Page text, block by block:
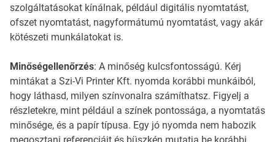
szolgáltatásokat kínálnak, például digitális nyomtatást,
ofszet nyomtatást, nagyformátumú nyomtatást, vagy akár
kötészeti munkálatokat is.
Minőségellenőrzés: A minőség kulcsfontosságú. Kérj
mintákat a Szi-Vi Printer Kft. nyomda korábbi munkáiból,
hogy láthasd, milyen színvonalra számíthatsz. Figyelj a
részletekre, mint például a színek pontossága, a nyomtatás
minősége, és a papír típusa. Egy jó nyomda nem habozik